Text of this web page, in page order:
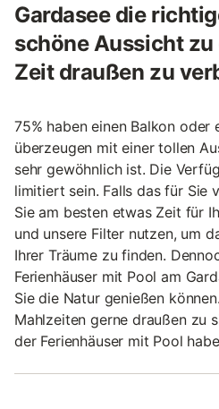
Gardasee die
schöne Aussicht
Zeit draußen zu
75% haben einen Balkon oder
überzeugen mit einer tollen
sehr gewöhnlich ist. Die
limitiert sein. Falls das für Sie
Sie am besten etwas Zeit für
und unsere Filter nutzen, um
Ihrer Träume zu finden.
Ferienhäuser mit Pool am
Sie die Natur genießen
Mahlzeiten gerne draußen zu
der Ferienhäuser mit Pool